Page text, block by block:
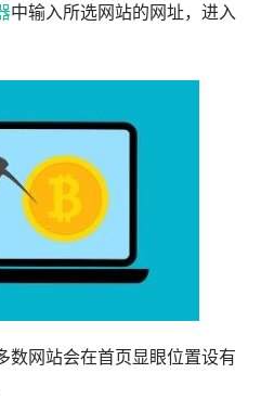
中输入所选网站的网址，进入
数网站会在首页显眼位置设有